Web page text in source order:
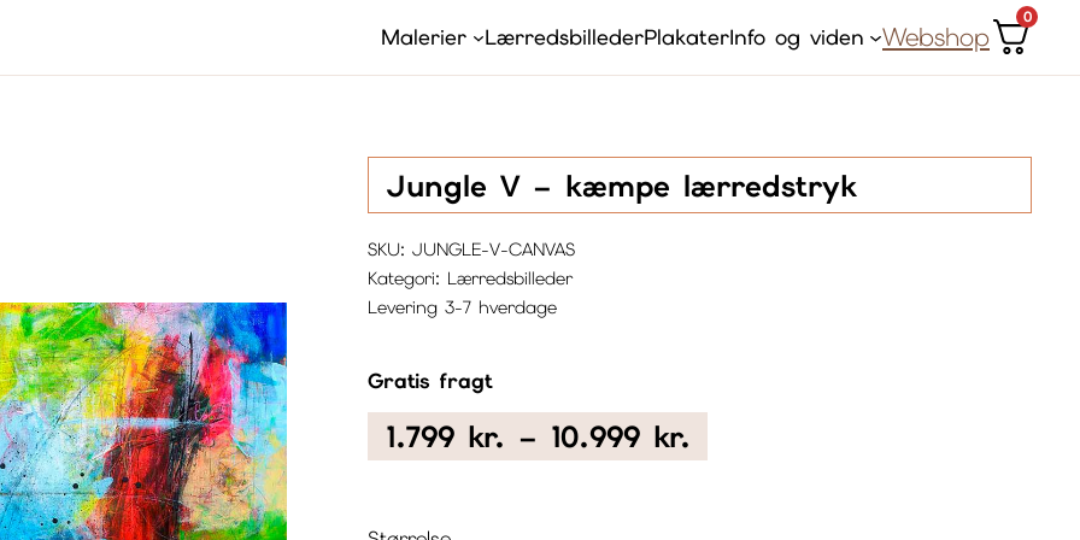
Malerier LærredsbillederPlakaterInfo og viden Webshop
0
Jungle V – kæmpe lærredstryk
SKU: JUNGLE-V-CANVAS
Kategori: Lærredsbilleder
Levering 3-7 hverdage
Gratis fragt
1.799 kr. – 10.999 kr.
1.799 kr.